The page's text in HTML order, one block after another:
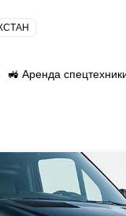
🚜 Аренда